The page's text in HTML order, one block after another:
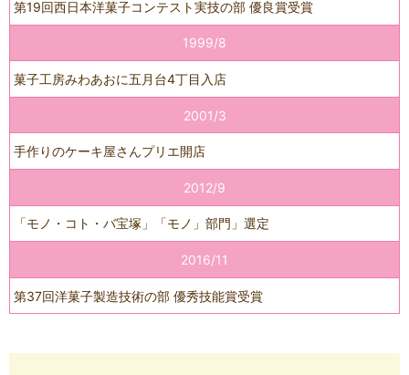
第19回西日本洋菓子コンテスト実技の部 優良賞受賞
1999/8
菓子工房みわあおに五月台4丁目入店
2001/3
手作りのケーキ屋さんプリエ開店
2012/9
「モノ・コト・バ宝塚」「モノ」部門」選定
2016/11
第37回洋菓子製造技術の部 優秀技能賞受賞